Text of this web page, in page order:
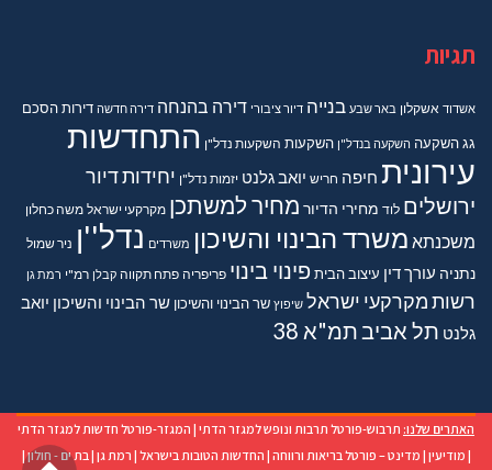
תגיות
אשדוד אשקלון באר שבע בנייה דיור ציבורי דירה בהנחה דירה חדשה דירותהסכם
גגהשקעה השקעה בנדל"ן השקעות השקעות נדל"ן התחדשות
עירונית חיפה חריש יואב גלנט יזמות נדל"ן יחידות דיור
ירושלים לוד מחירי הדיור מחיר למשתכן מקרקעי ישראל משה כחלון
משכנתא משרד הבינוי והשיכון משרדים נדל''ן ניר שמול
נתניה עורך דין עיצוב הבית פינוי בינוי פריפריה פתח תקווה קבלן רמ"י רמת גן
רשות מקרקעי ישראל שיפוץ שר הבינוי והשיכון שר הבינוי והשיכון יואב
גלנט תל אביבתמ"א 38
האתרים שלנו: תרבוש-פורטל תרבות ונופש למגזר הדתי | המגזר-פורטל חדשות למגזר הדתי
| מודיעין | מדינט – פורטל בריאות ורווחה | החדשות הטובות בישראל | רמת גן |בת ים - חולון|